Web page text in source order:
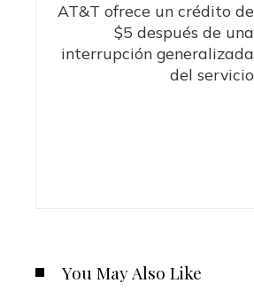
AT&T ofrece un crédito de
$5 después de una
interrupción generalizada
del servicio
You May Also Like